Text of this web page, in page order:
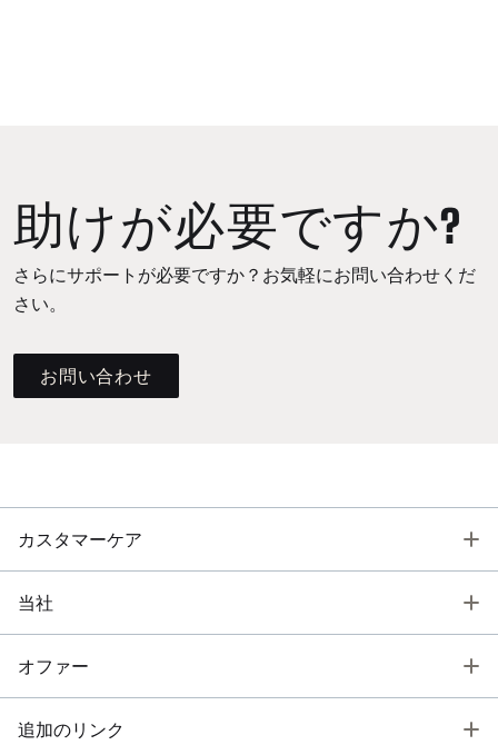
助けが必要ですか?
さらにサポートが必要ですか？お気軽にお問い合わせくだ
さい。
お問い合わせ
カスタマーケア
当社
オファー
追加のリンク